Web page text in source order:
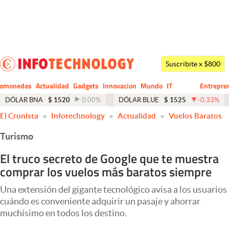
Dólar
Economía y Política
Finanzas y Mercados
Mercados Online
Negocios
Columnistas
Otras secciones
Apertura
Suscribite x $800
Actualidad Gadgets Innovacion Mundo
CIO
IT
Business
DÓLAR BNA $ 1520 0.00% DÓLAR BLUE $ 1525 -0.33%
El Cronista Infotechnology Actualidad Vuelos Baratos
Turismo
El truco secreto de Google que te muestra
comprar los vuelos más baratos siempre
Una extensión del gigante tecnológico avisa a los usuarios
cuándo es conveniente adquirir un pasaje y ahorrar
muchísimo en todos los destino.